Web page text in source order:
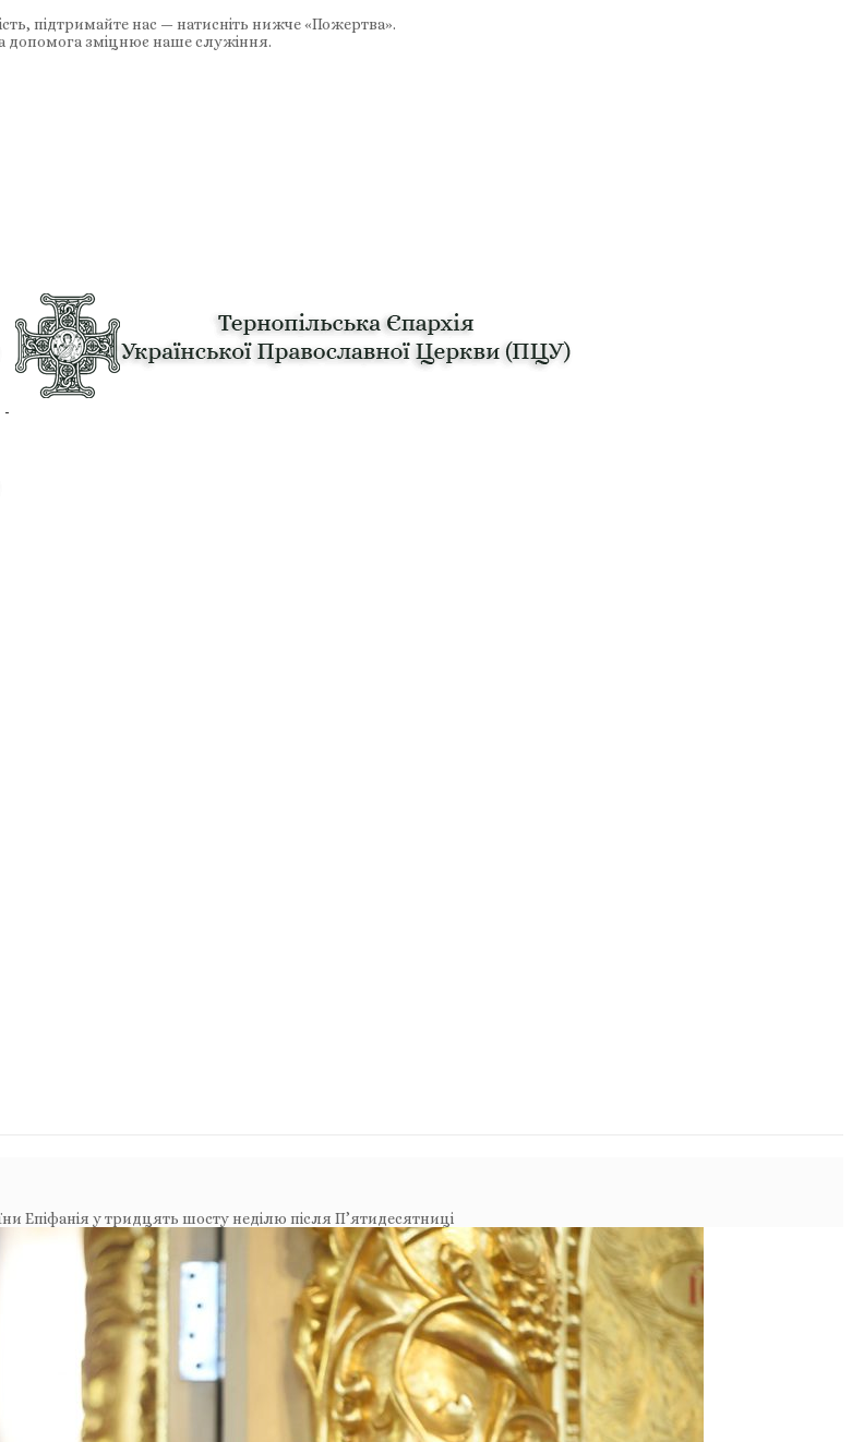
підтримайте нас — натисніть нижче «Пожертва».
допомога зміцнює наше служіння.
Епіфанія у тридцять шосту неділю після П’ятидесятниці